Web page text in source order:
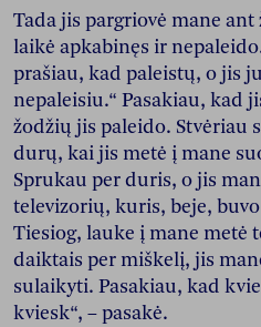
Tada jis pargriovė mane
laikė apkabinęs ir
prašiau, kad paleistų, o jis
nepaleisiu.“ Pasakiau, kad
žodžių jis paleido. Stvėriau
durų, kai jis metė į mane
Sprukau per duris, o jis
televizorių, kuris, beje,
Tiesiog, lauke į mane metė
daiktais per miškelį, jis
sulaikyti. Pasakiau, kad
kviesk“, – pasakė.